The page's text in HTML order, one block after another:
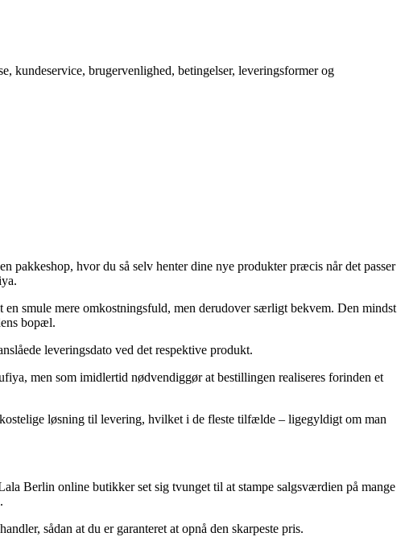
kundeservice, brugervenlighed, betingelser, leveringsformer og
pakkeshop, hvor du så selv henter dine nye produkter præcis når det passer
smule mere omkostningsfuld, men derudover særligt bekvem. Den mindst
bopæl.
leveringsdato ved det respektive produkt.
men som imidlertid nødvendiggør at bestillingen realiseres forinden et
løsning til levering, hvilket i de fleste tilfælde – ligegyldigt om man
Berlin online butikker set sig tvunget til at stampe salgsværdien på mange
sådan at du er garanteret at opnå den skarpeste pris.